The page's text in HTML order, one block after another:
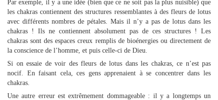
Par exemple, il y a une idée (bien que ce ne soit pas la plus nuisible) que
les chakras contiennent des structures ressemblantes à des fleurs de lotus
avec différents nombres de pétales. Mais il n’y a pas de lotus dans les
chakras ! Ils ne contiennent absolument pas de ces structures ! Les
chakras sont des espaces creux remplis de bioénergies ou directement de
la conscience de l’homme, et puis celle-ci de Dieu.
Si on essaie de voir des fleurs de lotus dans les chakras, ce n’est pas
nocif. En faisant cela, ces gens apprenaient à se concentrer dans les
chakras.
Une autre erreur est extrêmement dommageable : il y a longtemps un